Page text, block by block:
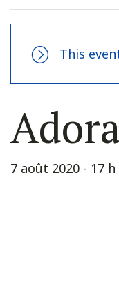
This
7 août 2020 - 17